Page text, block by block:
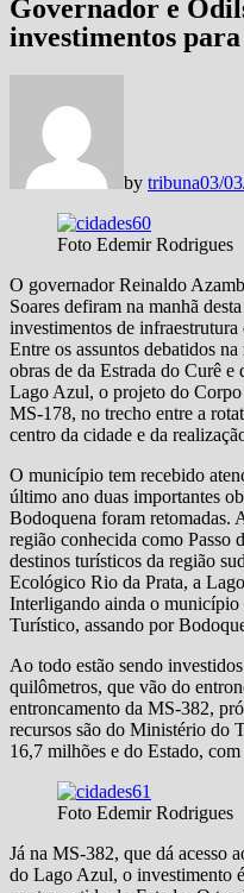
Governador e
investimentos
by tribuna03/
Foto Edemir Rodrigues
O governador Reinaldo
Soares defiram na manhã
investimentos de
Entre os assuntos debatidos
obras de da Estrada do Curê
Lago Azul, o projeto do Corpo
MS-178, no trecho entre a
centro da cidade e da
O município tem recebido
último ano duas importantes
Bodoquena foram retomadas.
região conhecida como Passo
destinos turísticos da região
Ecológico Rio da Prata, a
Interligando ainda o
Turístico, assando por
Ao todo estão sendo
quilômetros, que vão do
entroncamento da MS-382,
recursos são do Ministério do
16,7 milhões e do Estado,
Foto Edemir Rodrigues
Já na MS-382, que dá acesso
do Lago Azul, o investimento